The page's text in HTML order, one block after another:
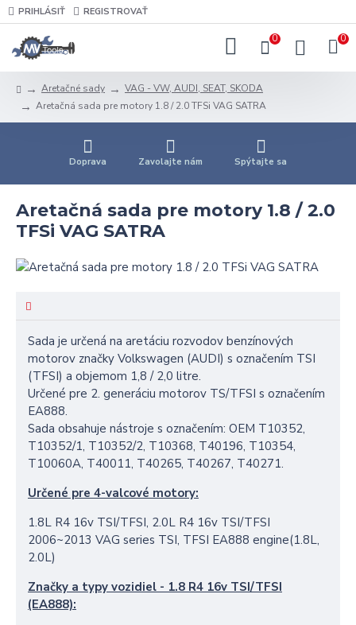
PRIHLÁSIŤ REGISTROVAŤ
0 0
Aretačné sady
VAG - VW, AUDI, SEAT, SKODA
Aretačná sada pre motory 1.8 / 2.0 TFSi VAG SATRA
Doprava Zavolajte nám Spýtajte sa
Aretačná sada pre motory 1.8 / 2.0
TFSi VAG SATRA
Sada je určená na aretáciu rozvodov benzínových
motorov značky Volkswagen (AUDI) s označením TSI
(TFSI) a objemom 1,8 / 2,0 litre.
Určené pre 2. generáciu motorov TS/TFSI s označením
EA888.
Sada obsahuje nástroje s označením: OEM T10352,
T10352/1, T10352/2, T10368, T40196, T10354,
T10060A, T40011, T40265, T40267, T40271.
Určené pre 4-valcové motory:
1.8L R4 16v TSI/TFSI, 2.0L R4 16v TSI/TFSI
2006~2013 VAG series TSI, TFSI EA888 engine(1.8L,
2.0L)
Značky a typy vozidiel - 1.8 R4 16v TSI/TFSI
(EA888):